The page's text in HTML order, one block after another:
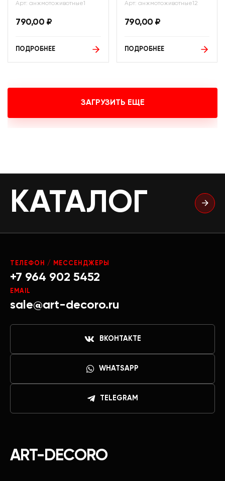
Арт: анжмотоживотные1
790,00 ₽
ПОДРОБНЕЕ
Арт: анжмотоживотные12
790,00 ₽
ПОДРОБНЕЕ
ЗАГРУЗИТЬ ЕЩЕ
КАТАЛОГ
ART-DECORO
ТЕЛЕФОН / МЕССЕНДЖЕРЫ
+7 964 902 5452
EMAIL
sale@art-decoro.ru
ВКОНТАКТЕ
WHATSAPP
TELEGRAM